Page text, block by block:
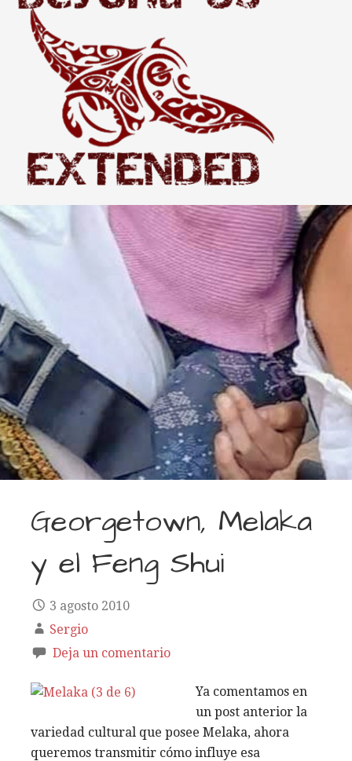
THE WORLD BEYOND US
Extended
Georgetown, Melaka
y el Feng Shui
3 agosto 2010
Sergio
Deja un comentario
Ya comentamos en
un post anterior la
variedad cultural que posee Melaka, ahora
queremos transmitir cómo influye esa